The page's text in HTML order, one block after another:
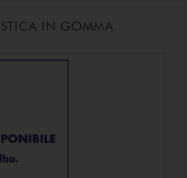
IN GOMMA